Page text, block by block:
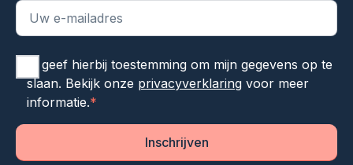
Ik geef hierbij toestemming om mijn gegevens op te
slaan. Bekijk onze privacyverklaringvoor meer
informatie.*
Inschrijven